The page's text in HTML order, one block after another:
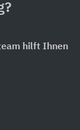
hilft Ihnen